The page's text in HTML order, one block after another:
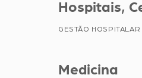
Hospitais,
GESTÃO HOSPITALAR
Medicina